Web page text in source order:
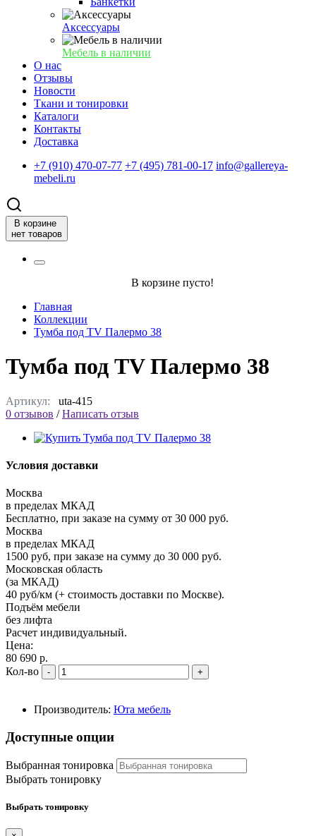
Аксессуары
Мебель в наличии
О нас
Отзывы
Новости
Ткани и тонировки
Каталоги
Контакты
Доставка
+7 (910) 470-07-77 +7 (495) 781-00-17 info@gallereya-
mebeli.ru
В корзине
нет товаров
В корзине пусто!
Главная
Коллекции
Тумба под TV Палермо 38
Тумба под TV Палермо 38
Артикул: uta-415
0 отзывов /Написать отзыв
Условия доставки
Москва
в пределах МКАД
Бесплатно, при заказе на сумму от 30 000 руб.
Москва
в пределах МКАД
1500 руб, при заказе на сумму до 30 000 руб.
Московская область
(за МКАД)
40 руб/км (+ стоимость доставки по Москве).
Подъём мебели
без лифта
Расчет индивидуальный.
Цена:
80 690 р.
Кол-во
- +
Производитель: Юта мебель
Доступные опции
Выбранная тонировка
Выбрать тонировку
Выбрать тонировку